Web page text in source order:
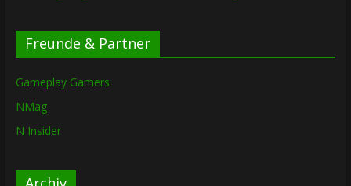
Freunde & Partner
Gameplay Gamers
NMag
N Insider